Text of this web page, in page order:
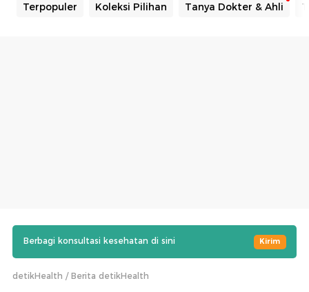
Terpopuler Koleksi Pilihan Tanya Dokter & Ahli
Berbagi konsultasi kesehatan di sini Kirim
detikHealth Berita detikHealth